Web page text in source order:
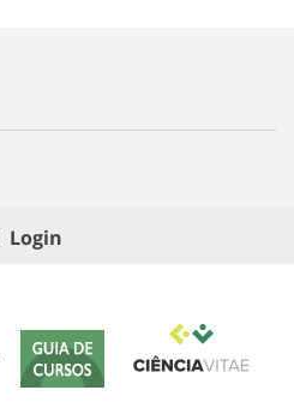
Login